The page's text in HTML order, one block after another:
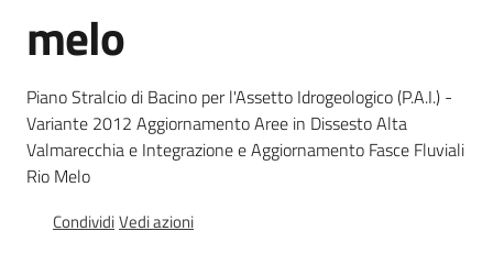
Temi
Documentazione
Comunicazione
melo
Piano Stralcio di Bacino per l'Assetto Idrogeologico (P.A.I.) -
Variante 2012 Aggiornamento Aree in Dissesto Alta
Valmarecchia e Integrazione e Aggiornamento Fasce Fluviali
Rio Melo
CondividiVedi azioni